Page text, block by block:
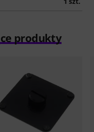
produkty